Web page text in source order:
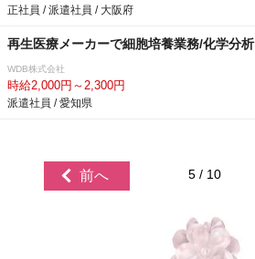
正社員 / 派遣社員 / 大阪府
再生医療メーカーで細胞培養業務/化学分析
WDB株式会社
時給2,000円～2,300円
派遣社員 / 愛知県
前へ 5 / 10